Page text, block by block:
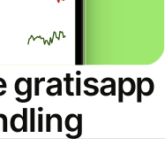
gratisapp